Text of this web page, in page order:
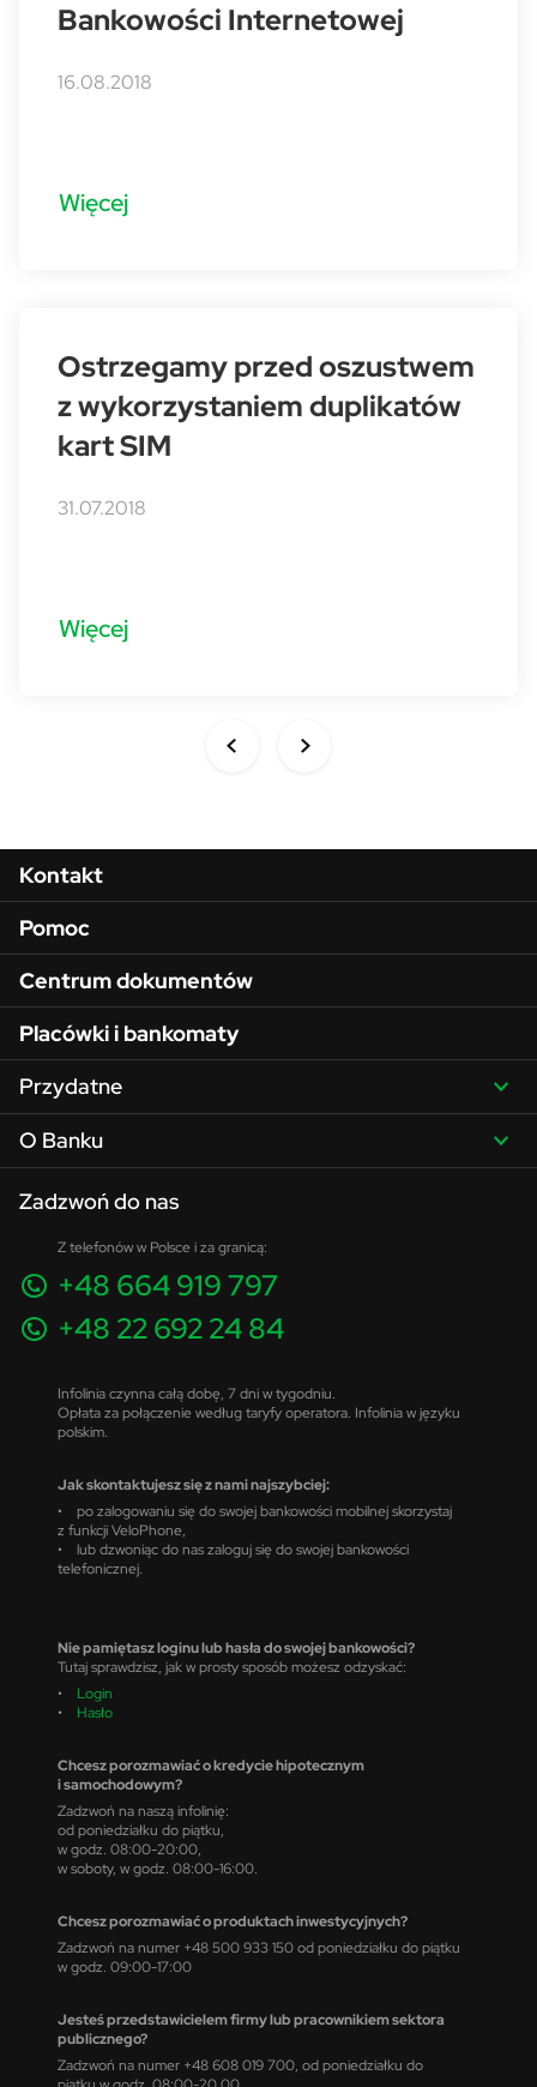
Bankowości Internetowej
16.08.2018
Więcej
Ostrzegamy przed oszustwem
z wykorzystaniem duplikatów
kart SIM
31.07.2018
Więcej
Menu w stopce
Kontakt
Pomoc
Centrum dokumentów
Placówki i bankomaty
Przydatne
O Banku
Zadzwoń do nas
Z telefonów w Polsce i za granicą:
+48 664 919 797
+48 22 692 24 84
Infolinia czynna całą dobę, 7 dni w tygodniu.
Opłata za połączenie według taryfy operatora. Infolinia w języku
polskim.
Jak skontaktujesz się z nami najszybciej:
• po zalogowaniu się do swojej bankowości mobilnej skorzystaj
z funkcji VeloPhone,
• lub dzwoniąc do nas zaloguj się do swojej bankowości
telefonicznej.
Nie pamiętasz loginu lub hasła do swojej bankowości?
Tutaj sprawdzisz, jak w prosty sposób możesz odzyskać:
• Login
• Hasło
Chcesz porozmawiać o kredycie hipotecznym
i samochodowym?
Zadzwoń na naszą infolinię:
od poniedziałku do piątku,
w godz. 08:00-20:00,
w soboty, w godz. 08:00-16:00.
Chcesz porozmawiać o produktach inwestycyjnych?
Zadzwoń na numer +48 500 933 150 od poniedziałku do piątku
w godz. 09:00-17:00
Jesteś przedstawicielem firmy lub pracownikiem sektora
publicznego?
Zadzwoń na numer +48 608 019 700, od poniedziałku do